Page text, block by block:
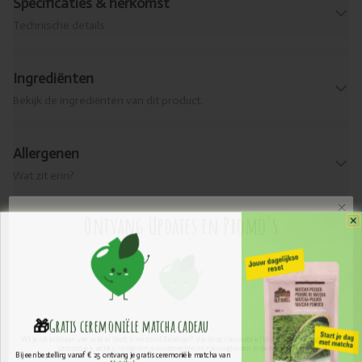
Ingrediënten
Allergenen
Voedingswaarden
Ontvang Updates en Promo's
Wil je niks missen van wat er leeft in en rond Bioshop? Via onze nieuwsbrief blijf je op de hoogte van
promoties, acties, recepten, evenementen en nieuwigheden in de biowereld.
🎁Gratis ceremoniële ​matcha cadeau
Bij een bestelling vanaf € 25 ontvang je gratis ceremoniële matcha van